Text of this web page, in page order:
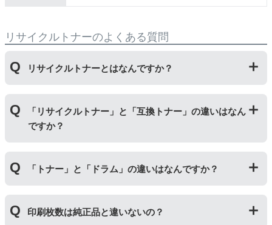
リサイクルトナーのよくある質問
リサイクルトナーとはなんですか？
にて洗浄やトナー(粉)充填をしたうえで、再度販売して
いる商品です。
純正品に比べて、印刷代を節約することができます。
「リサイクルトナー」と「互換トナー」の違いはなん
ですか？
ッジを国内で1本づつ丁寧に製造しているため、比較的
不具合の起きにくい商品です。
「互換トナー」は純正品を模して製造された大量生産さ
れた商品のため、お求めやすい価格になっております。
「トナー」と「ドラム」の違いはなんですか？
ートリッジのことです。「ドラム(感光体ユニット)」は
印刷枚数は純正品と違いないの？